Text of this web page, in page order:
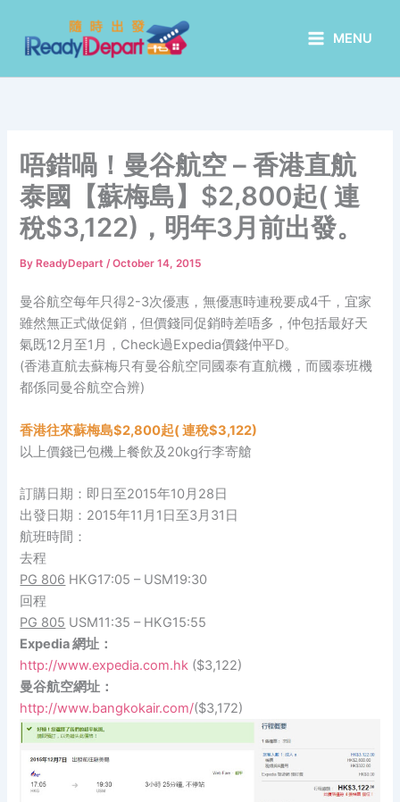
content
MENU
唔錯喎！曼谷航空 – 香港直航
泰國【蘇梅島】$2,800起( 連
稅$3,122)，明年3月前出發。
By ReadyDepart/October 14, 2015
曼谷航空每年只得2-3次優惠，無優惠時連稅要成4千，宜家
雖然無正式做促銷，但價錢同促銷時差唔多，仲包括最好天
氣既12月至1月，Check過Expedia價錢仲平D。
(香港直航去蘇梅只有曼谷航空同國泰有直航機，而國泰班機
都係同曼谷航空合辨)
香港往來蘇梅島$2,800起( 連稅$3,122)
以上價錢已包機上餐飲及20kg行李寄艙
訂購日期：即日至2015年10月28日
出發日期：2015年11月1日至3月31日
航班時間：
去程
PG 806 HKG17:05 – USM19:30
回程
PG 805 USM11:35 – HKG15:55
Expedia 網址：
http://www.expedia.com.hk ($3,122)
曼谷航空網址：
http://www.bangkokair.com/($3,172)